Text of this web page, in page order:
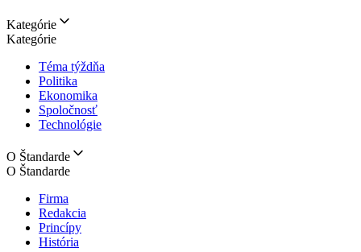
Kategórie
Kategórie
Téma týždňa
Politika
Ekonomika
Spoločnosť
Technológie
O Štandarde
O Štandarde
Firma
Redakcia
Princípy
História